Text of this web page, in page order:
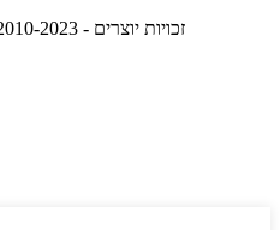
© זכויות יוצרים - 2010-2023: כל הזכויות שמורות.